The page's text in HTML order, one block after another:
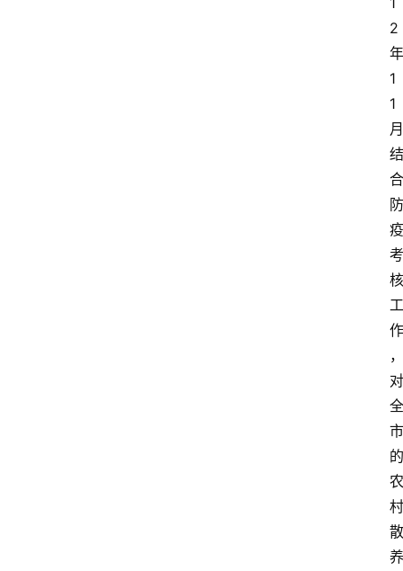
2
年
1
1
月
结
合
防
疫
考
核
工
作
，
对
全
市
的
农
村
散
养